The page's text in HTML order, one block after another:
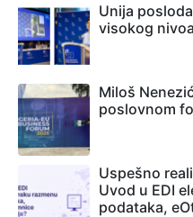
Unija
visokog
Miloš
poslovnom
Uspešno
Uvod u EDI
podataka,